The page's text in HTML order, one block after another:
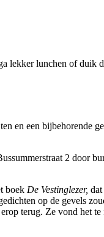
lekker lunchen of duik
en een bijbehorende
2 door
boek De Vestinglezer,
op de gevels
terug. Ze vond het